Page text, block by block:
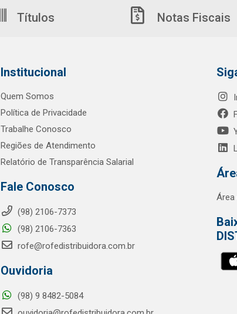
Títulos Notas Fiscais
Institucional
Quem Somos
Política de Privacidade
Trabalhe Conosco
Regiões de Atendimento
Relatório de Transparência Salarial
Fale Conosco
(98) 2106-7373
(98) 2106-7363
rofe@rofedistribuidora.com.br
Ouvidoria
(98) 9 8482-5084
Área